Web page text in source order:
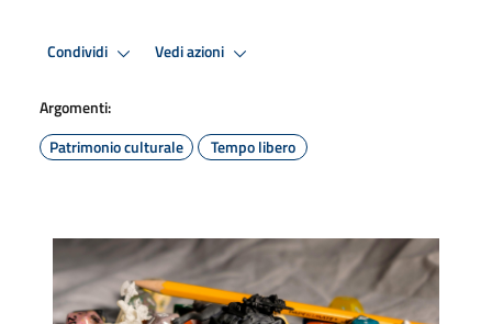
Condividi Vedi azioni
Argomenti:
Patrimonio culturale
Tempo libero